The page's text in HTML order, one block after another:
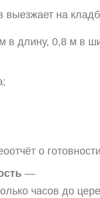
выезжает на
м в длину, 0,8 м в
о
—
часов до